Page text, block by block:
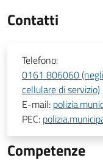
Contatti
Telefono:
0161 806060
cellulare di servizio)
E-mail:
PEC:
Competenze